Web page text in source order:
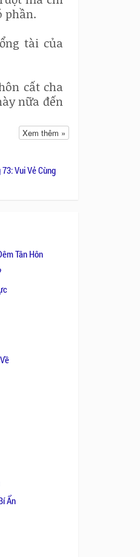
phần.
tài của
cất cha
nữa đến
lực mà
lẫn ả
lễ cưới
vào nói
mình
cô tiếp
Xem thêm »
Vui Vẻ Cùng
Tân Hôn
Ẩn